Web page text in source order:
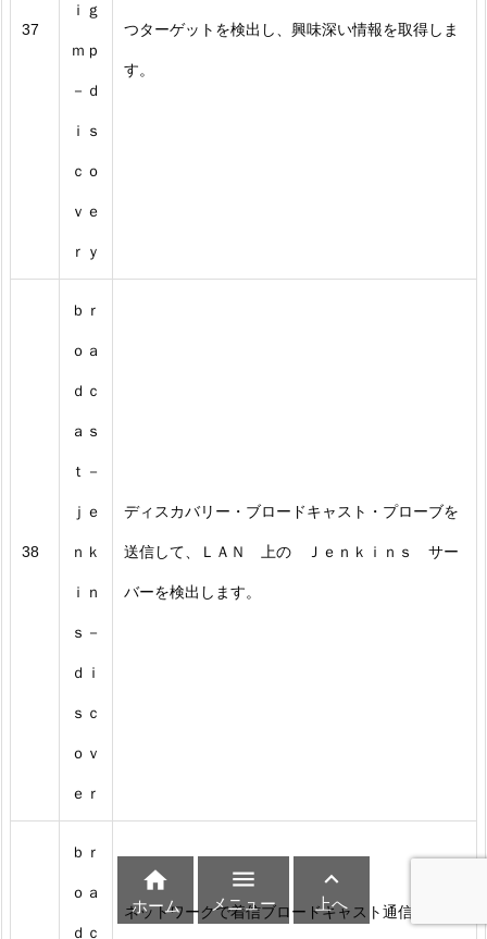
37
ｉｇ
ｍｐ
－ｄ
ｉｓ
ｃｏ
ｖｅ
ｒｙ
つターゲットを検出し、興味深い情報を取得しま
す。
38
ｂｒ
ｏａ
ｄｃ
ａｓ
ｔ－
ｊｅ
ｎｋ
ｉｎ
ｓ－
ｄｉ
ｓｃ
ｏｖ
ｅｒ
ディスカバリー・ブロードキャスト・プローブを
送信して、ＬＡＮ 上の Ｊｅｎｋｉｎｓ サー
バーを検出します。
ｂｒ
ｏａ
ｄｃ
ネットワークで着信ブロードキャスト通信をスニ

ホーム

メニュー

上へ